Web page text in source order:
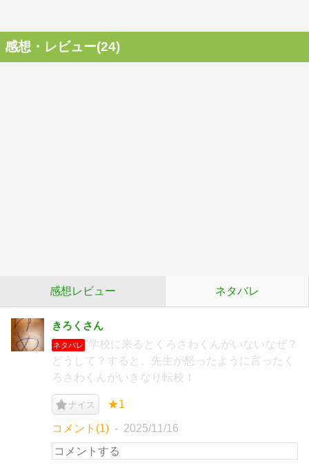
感想・レビュー(24)
感想レビュー ネタバレ
きろくさん
ネタバレ
学校に来るとくろさわくんがいないなぜ？
どうして？すると、先生が怒ったように言ったく
ろさわくんがいきなり転校！
ナイス ★1
コメント(1) 2025/11/16